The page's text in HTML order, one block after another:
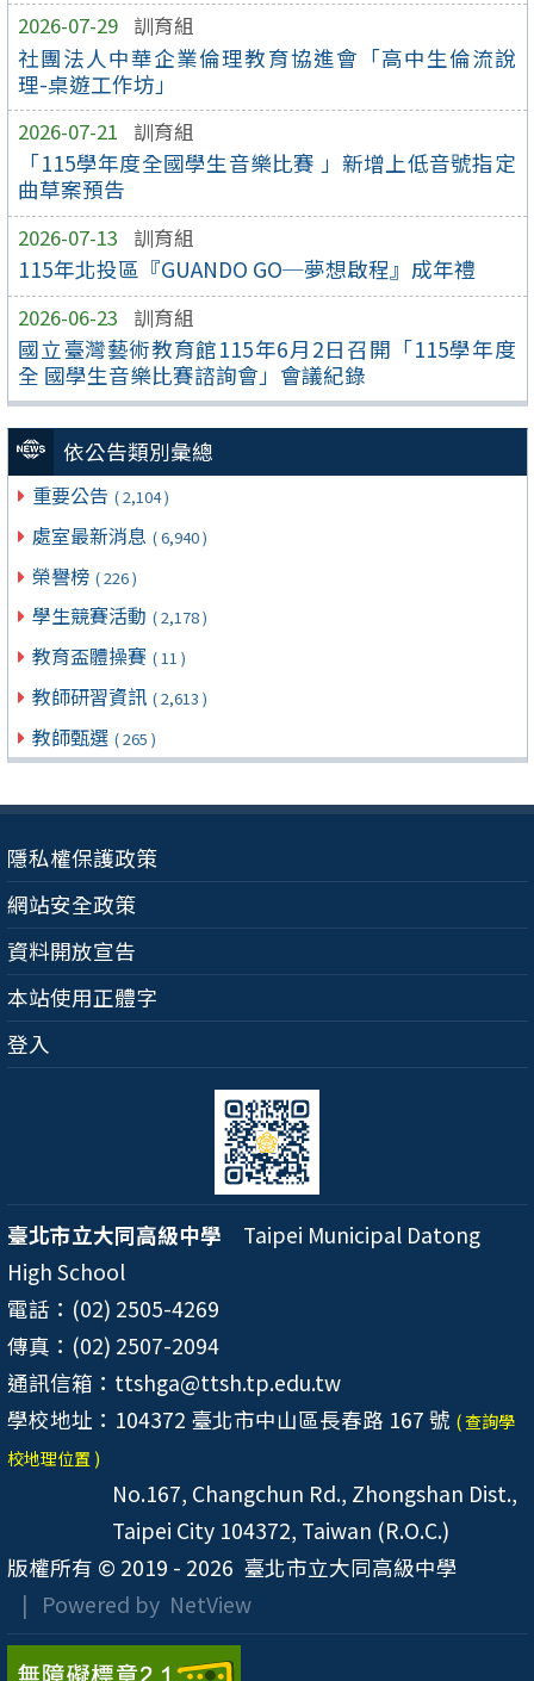
2026-07-29 訓育組
社團法人中華企業倫理教育協進會「高中生倫流說
理-桌遊工作坊」
2026-07-21 訓育組
「115學年度全國學生音樂比賽 」新增上低音號指定
曲草案預告
2026-07-13 訓育組
115年北投區『GUANDO GO─夢想啟程』成年禮
2026-06-23 訓育組
國立臺灣藝術教育館115年6月2日召開「115學年度
全 國學生音樂比賽諮詢會」會議紀錄
依公告類別彙總
重要公告 ( 2,104 )
處室最新消息 ( 6,940 )
榮譽榜 ( 226 )
學生競賽活動 ( 2,178 )
教育盃體操賽 ( 11 )
教師研習資訊 ( 2,613 )
教師甄選 ( 265 )
隱私權保護政策
網站安全政策
資料開放宣告
本站使用正體字
登入
臺北市立大同高級中學 Taipei Municipal Datong
High School
電話：(02) 2505-4269
傳真：(02) 2507-2094
通訊信箱：ttshga@ttsh.tp.edu.tw
學校地址：104372 臺北市中山區長春路 167 號 ( 查詢學
校地理位置 )
No.167, Changchun Rd., Zhongshan Dist.,
Taipei City 104372, Taiwan (R.O.C.)
版權所有 © 2019 - 2026 臺北市立大同高級中學
| Powered by NetView